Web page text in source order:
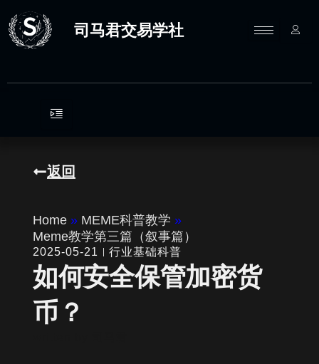
至
内
司马君交易学社
返回
Home » MEME科普教学 »
Meme教学第三篇（叙事篇）
2025-05-21 行业基础科普
如何安全保管加密货
币？